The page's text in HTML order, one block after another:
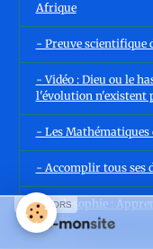
Afrique
- Preuve scientifique
- Vidéo : Dieu ou le
l'évolution n'existent
- Les Mathématiques
- Accomplir tous ses
- Philosophie :
l'envie
SPONSORS